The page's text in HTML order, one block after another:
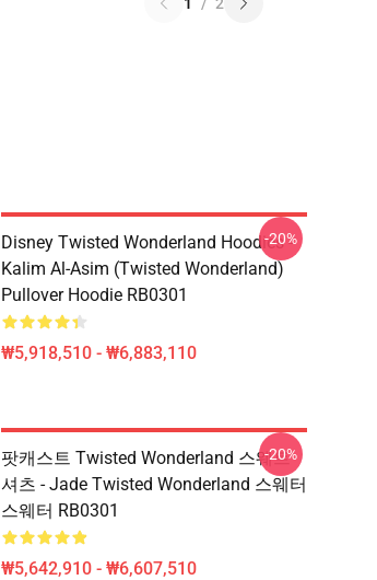
Disney Twisted Wonderland Hoodies -
Kalim Al-Asim (Twisted Wonderland)
Pullover Hoodie RB0301
₩5,918,510 - ₩6,883,110
-20%
팟캐스트 Twisted Wonderland 스웨트
셔츠 - Jade Twisted Wonderland 스웨터
스웨터 RB0301
₩5,642,910 - ₩6,607,510
-20%